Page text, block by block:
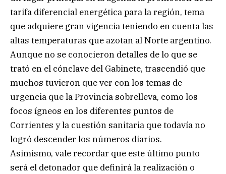
tarifa diferencial energética para la región, tema
que adquiere gran vigencia teniendo en cuenta las
altas temperaturas que azotan al Norte argentino.
Aunque no se conocieron detalles de lo que se
trató en el cónclave del Gabinete, trascendió que
muchos tuvieron que ver con los temas de
urgencia que la Provincia sobrelleva, como los
focos ígneos en los diferentes puntos de
Corrientes y la cuestión sanitaria que todavía no
logró descender los números diarios.
Asimismo, vale recordar que este último punto
será el detonador que definirá la realización o